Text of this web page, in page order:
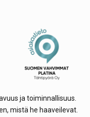
ja toiminnallisuus.
mistä he haaveilevat.